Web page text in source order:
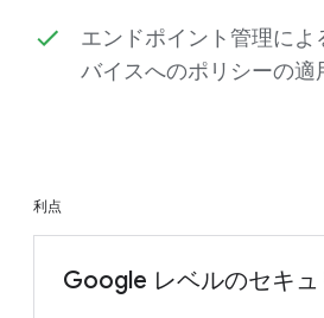
エンドポイント管理に
バイスへのポリシーの適
利点
Google レベルのセキュ